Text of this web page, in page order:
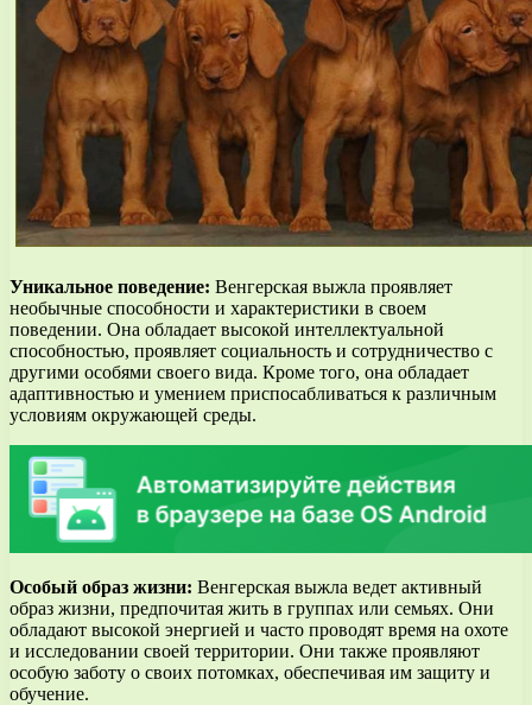
Уникальное поведение: Венгерская выжла проявляет
необычные способности и характеристики в своем
поведении. Она обладает высокой интеллектуальной
способностью, проявляет социальность и сотрудничество с
другими особями своего вида. Кроме того, она обладает
адаптивностью и умением приспосабливаться к различным
условиям окружающей среды.
Особый образ жизни: Венгерская выжла ведет активный
образ жизни, предпочитая жить в группах или семьях. Они
обладают высокой энергией и часто проводят время на охоте
и исследовании своей территории. Они также проявляют
особую заботу о своих потомках, обеспечивая им защиту и
обучение.